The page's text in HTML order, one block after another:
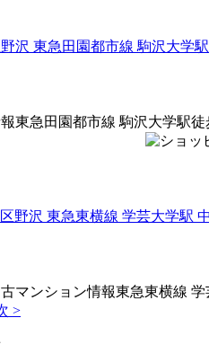
沢 東急田園都市線 駒沢大学
東急田園都市線 駒沢大学駅徒
野沢 東急東横線 学芸大学駅
マンション情報東急東横線 学
>